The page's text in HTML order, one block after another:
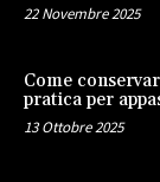
22 Novembre 2025
Come
pratica per
13 Ottobre 2025